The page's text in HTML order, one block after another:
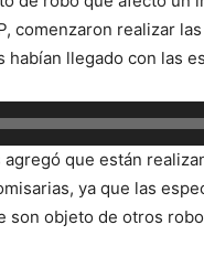
comenzaron realizar
habían llegado con las
que están
ya que las
son objeto de otros